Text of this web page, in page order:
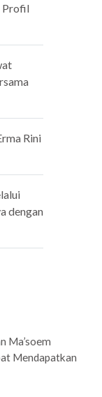
Profil
Rini
dengan
Ma’soem
Mendapatkan